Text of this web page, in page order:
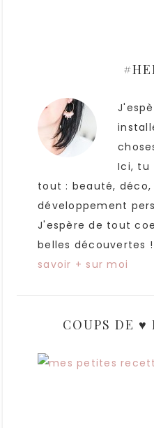
Ici, tu
tout : beauté,
développement
J'espère de tout
belles découvertes
savoir + sur moi
COUPS DE ♥